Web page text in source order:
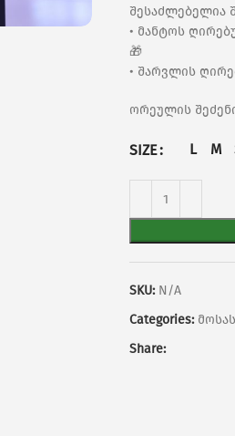
შესაძლებელია
• მანტოს
🎁
• შარვლის
ორეულის
SIZE L M
SKU: N/A
Categories:
Share: